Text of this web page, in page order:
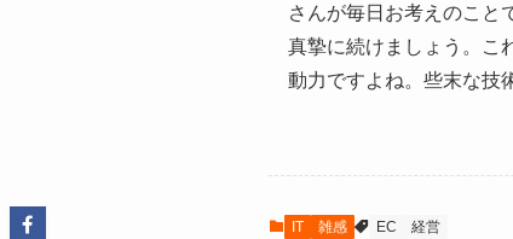
さんが毎日お考えのこと
真摯に続けましょう。こ
動力ですよね。些末な技
IT 雑感 EC 経営